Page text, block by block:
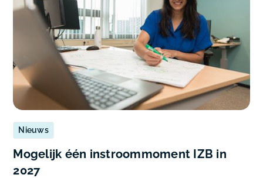
Nieuws
Mogelijk één instroommoment IZB in
2027